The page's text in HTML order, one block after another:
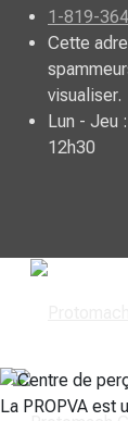
1-819-
Cette
visualiser.
Lun - Jeu
12h30
La PROPVA